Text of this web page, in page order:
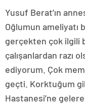
Yusuf Berat’ın
Oğlumun ameliyatı
gerçekten çok ilgili
çalışanlardan razı
ediyorum. Çok
geçti. Korktuğum
Hastanesi’ne